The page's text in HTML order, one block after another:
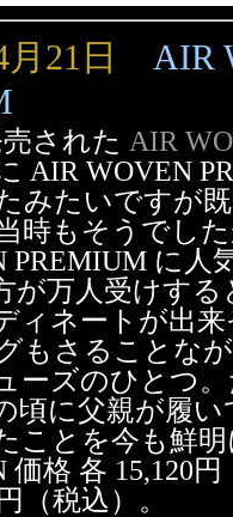
21日
AIR
された AIR
AIR WOVEN
みたいですが
時もそうでし
PREMIUM に
が万人受けす
ィネートが出
もさることな
ーズのひとつ
頃に父親が履
ことを今も鮮
価格 各 15,120
（税込）。